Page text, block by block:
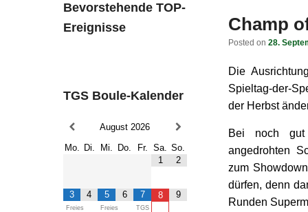
Champ
Posted on 28.
Die
Spieltag-der-
der Herbst
Bei noch gut
angedrohten
zum
dürfen, denn
Runden
Bevorstehende TOP-
Ereignisse
TGS Boule-Kalender
August 2026
Mo. Di. Mi. Do. Fr. Sa. So.
1
2
3
Freies
4 5
Freies
6 7
TGS
8 9